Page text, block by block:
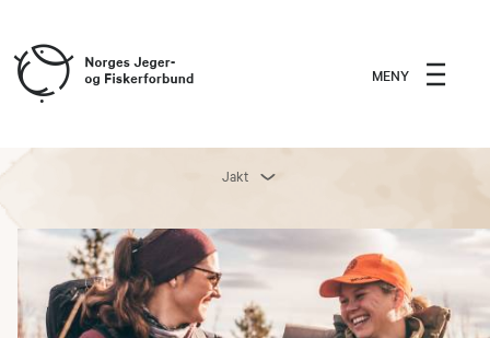
MENY
Jakt